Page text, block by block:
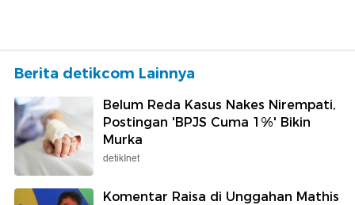
Berita detikcom Lainnya
Belum Reda Kasus Nakes Nirempati,
Postingan 'BPJS Cuma 1%' Bikin
Murka
detikInet
Komentar Raisa di Unggahan Mathis